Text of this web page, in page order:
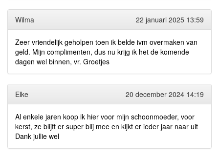
Wilma 22 januari 2025 13:59
Zeer vriendelijk geholpen toen ik belde ivm overmaken van
geld. Mijn complimenten, dus nu krijg ik het de komende
dagen wel binnen, vr. Groetjes
Elke 20 december 2024 14:19
Al enkele jaren koop ik hier voor mijn schoonmoeder, voor
kerst, ze blijft er super blij mee en kijkt er ieder jaar naar uit
Dank jullie wel